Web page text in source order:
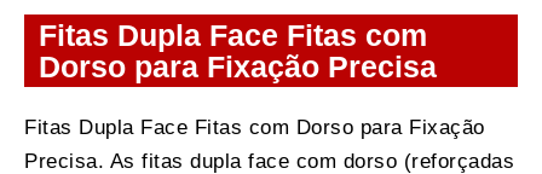
Fitas Dupla Face Fitas com
Dorso para Fixação Precisa
Fitas Dupla Face Fitas com Dorso para Fixação
Precisa. As fitas dupla face com dorso (reforçadas